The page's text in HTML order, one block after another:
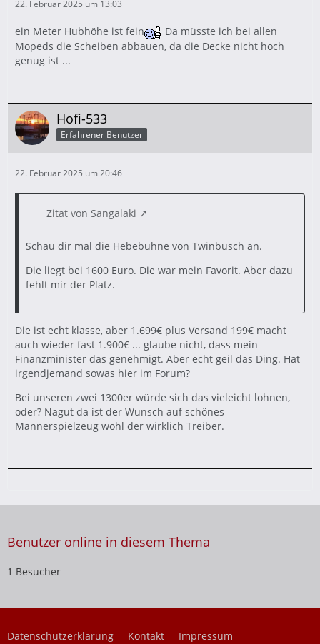
22. Februar 2025 um 13:03
ein Meter Hubhöhe ist fein
Da müsste ich bei allen
Mopeds die Scheiben abbauen, da die Decke nicht hoch
genug ist ...
Hofi-533
Erfahrener Benutzer
22. Februar 2025 um 20:46
Zitat von Sangalaki
Schau dir mal die Hebebühne von Twinbusch an.
Die liegt bei 1600 Euro. Die war mein Favorit. Aber dazu
fehlt mir der Platz.
Die ist echt klasse, aber 1.699€ plus Versand 199€ macht
auch wieder fast 1.900€ ... glaube nicht, dass mein
Finanzminister das genehmigt. Aber echt geil das Ding. Hat
irgendjemand sowas hier im Forum?
Bei unseren zwei 1300er würde sich das vieleicht lohnen,
oder? Nagut da ist der Wunsch auf schönes
Männerspielzeug wohl der wirklich Treiber.
Benutzer online in diesem Thema
1 Besucher
Datenschutzerklärung Kontakt Impressum